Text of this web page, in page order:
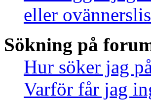
eller
Sökning på
Hur söker jag
Varför får jag